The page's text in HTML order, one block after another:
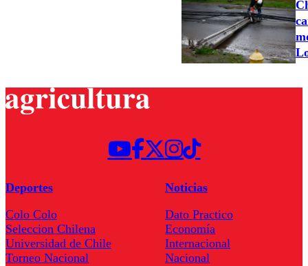
Deportes
Colo Colo
Seleccion Chilena
Universidad de Chile
Torneo Nacional
Noticias
Dato Practico
Economía
Internacional
Nacional